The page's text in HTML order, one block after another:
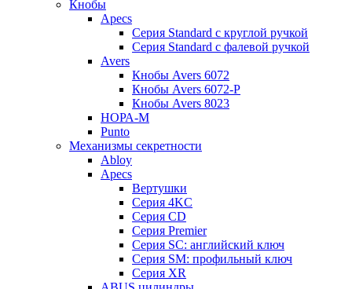
Кнобы
Apecs
Серия Standard с круглой ручкой
Серия Standard с фалевой ручкой
Avers
Кнобы Avers 6072
Кнобы Avers 6072-P
Кнобы Avers 8023
НОРА-М
Punto
Механизмы секретности
Abloy
Apecs
Вертушки
Серия 4KC
Серия CD
Серия Premier
Серия SC: английский ключ
Серия SM: профильный ключ
Серия XR